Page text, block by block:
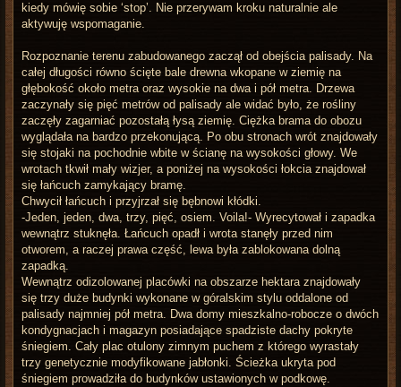
kiedy mówię sobie ‘stop’. Nie przerywam kroku naturalnie ale
aktywuję wspomaganie.
Rozpoznanie terenu zabudowanego zaczął od obejścia palisady. Na
całej długości równo ścięte bale drewna wkopane w ziemię na
głębokość około metra oraz wysokie na dwa i pół metra. Drzewa
zaczynały się pięć metrów od palisady ale widać było, że rośliny
zaczęły zagarniać pozostałą łysą ziemię. Ciężka brama do obozu
wyglądała na bardzo przekonującą. Po obu stronach wrót znajdowały
się stojaki na pochodnie wbite w ścianę na wysokości głowy. We
wrotach tkwił mały wizjer, a poniżej na wysokości łokcia znajdował
się łańcuch zamykający bramę.
Chwycił łańcuch i przyjrzał się bębnowi kłódki.
-Jeden, jeden, dwa, trzy, pięć, osiem. Voila!- Wyrecytował i zapadka
wewnątrz stuknęła. Łańcuch opadł i wrota stanęły przed nim
otworem, a raczej prawa część, lewa była zablokowana dolną
zapadką.
Wewnątrz odizolowanej placówki na obszarze hektara znajdowały
się trzy duże budynki wykonane w góralskim stylu oddalone od
palisady najmniej pół metra. Dwa domy mieszkalno-robocze o dwóch
kondygnacjach i magazyn posiadające spadziste dachy pokryte
śniegiem. Cały plac otulony zimnym puchem z którego wyrastały
trzy genetycznie modyfikowane jabłonki. Ścieżka ukryta pod
śniegiem prowadziła do budynków ustawionych w podkowę.